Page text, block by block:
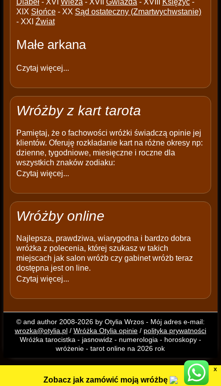
Diabeł- XVI Wieża - XVII Gwiazda - XVIII Księżyc-
XIX Słońce- XX Sąd ostateczny (Zmartwychwstanie)
- XXI Źwiat
Małe arkana
Czytaj więcej...
Wróżby z kart tarota
Pamiętaj, że o fachowości wróżki świadczą opinie jej
klientów. Oferuję rozkładanie kart na różne okresy np:
dzienne, tygodniowe, miesięczne i roczne dla
wszystkich znaków zodiaku:
Czytaj więcej...
Wróżby online
Najlepsza, prawdziwa, wiarygodna i bardzo dobra
wróżka z polecenia, której szukasz w takich
miejscach jak salon wróżb czy gabinet wróżb teraz
dostępna jest on line.
Czytaj więcej...
© and author 2008-2026 by Otylia Wrzos - Mój adres e-mail:
wrozka@otylia.pl/ Wróżka Otylia opinie/ polityka prywatności
Wróżka tarocistka - jasnowidz - numerologia - horoskopy -
wróżenie - tarot online na 2026 rok
X
Zobacz jak zamówić moją wróżbę